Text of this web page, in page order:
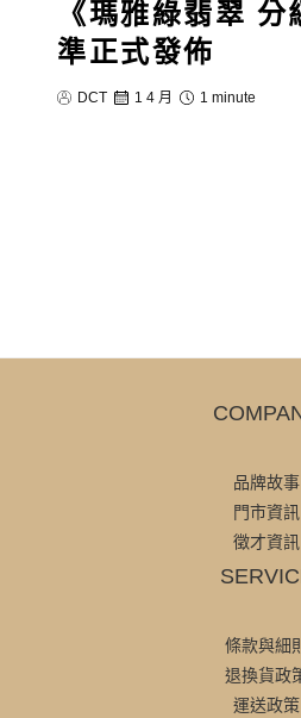
《瑪雅綠翡翠 分
準正式發佈
DCT 1 4 月 1 minute
品牌故事
門市資訊
徵才資訊
條款與細
退換貨政
運送政策